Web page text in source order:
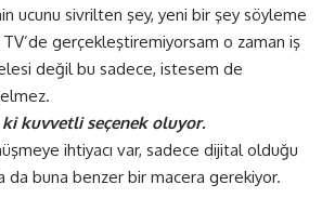
ucunu sivrilten şey, yeni bir şey söyleme
TV’de gerçekleştiremiyorsam o zaman iş
değil bu sadece, istesem de
kuvvetli seçenek oluyor.
ihtiyacı var, sadece dijital olduğu
da buna benzer bir macera gerekiyor.